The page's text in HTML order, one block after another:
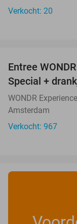
Verkocht: 20
Entree
Special +
WONDR Experience
Amsterdam
Verkocht: 967